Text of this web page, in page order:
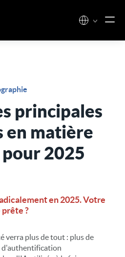
principales
en matière
2025
en 2025. Votre
?
verra plus de tout : plus de
d'authentification